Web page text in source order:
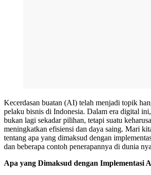
Kecerdasan buatan (AI) telah menjadi topik
pelaku bisnis di Indonesia. Dalam era digital
bukan lagi sekadar pilihan, tetapi suatu
meningkatkan efisiensi dan daya saing. Mari
tentang apa yang dimaksud dengan
dan beberapa contoh penerapannya di dunia
Apa yang Dimaksud dengan Implementasi